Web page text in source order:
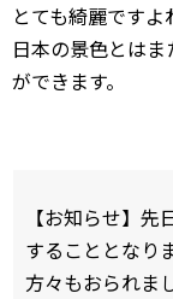
とても綺麗ですよ
日本の景色とは
ができます。
【お知らせ】
することとなり
方々もおられま